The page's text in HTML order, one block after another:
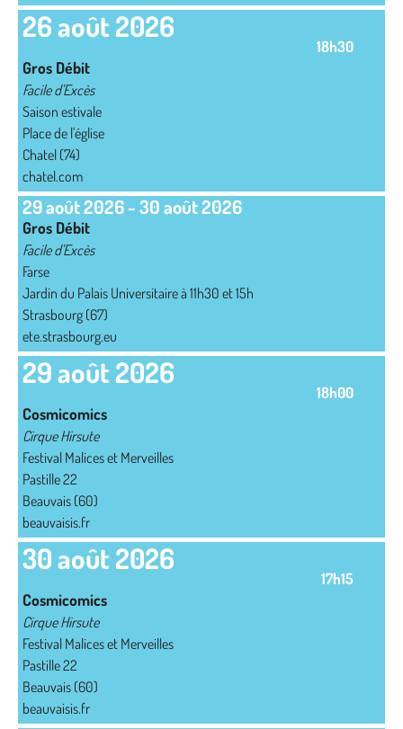
26 août 2026
18h30
Gros Débit
Facile d'Excès
Saison estivale
Place de l'église
Chatel (74)
chatel.com
29 août 2026-30 août 2026
Gros Débit
Facile d'Excès
Farse
Jardin du Palais Universitaire à 11h30 et 15h
Strasbourg (67)
ete.strasbourg.eu
29 août 2026
18h00
Cosmicomics
Cirque Hirsute
Festival Malices et Merveilles
Pastille 22
Beauvais (60)
beauvaisis.fr
30 août 2026
17h15
Cosmicomics
Cirque Hirsute
Festival Malices et Merveilles
Pastille 22
Beauvais (60)
beauvaisis.fr